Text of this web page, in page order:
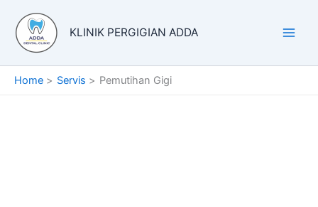
content
KLINIK PERGIGIAN ADDA
Home Servis Pemutihan Gigi